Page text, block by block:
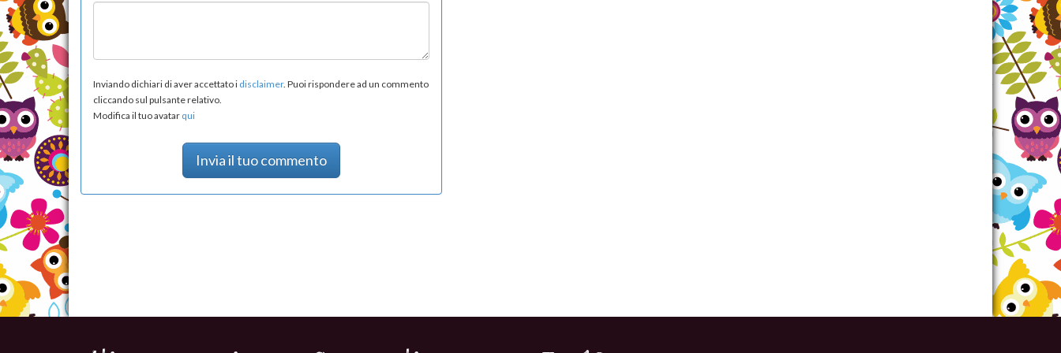
Inviando dichiari di aver accettato i disclaimer. Puoi rispondere ad un commento
cliccando sul pulsante relativo.
Modifica il tuo avatar qui
Invia il tuo commento